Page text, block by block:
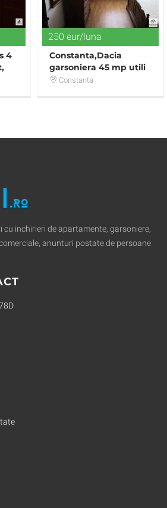
4
250 eur/luna
Constanta,Dacia
garsoniera 45 mp utili
ULTRA LUX !!
Constanta
cu inchirieri de apartamente, garsoniere,
anunturi postate de persoane